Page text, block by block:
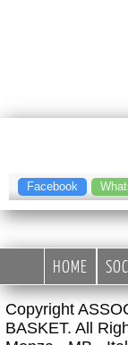
Facebook
HOME
Copyright
BASKET. All